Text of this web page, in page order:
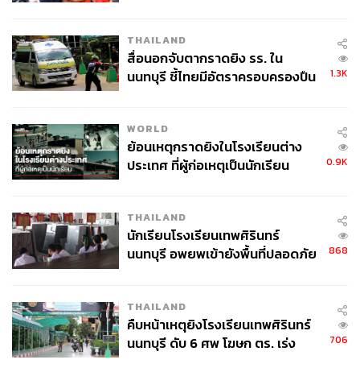
THAILAND
สื่อนอกจับตากราดยิง รร. ใน
นนทบุรี ชี้ไทยมีอัตราครอบครองปืน
1.3K
WORLD
ย้อนเหตุกราดยิงในโรงเรียนต่าง
ประเทศ ที่ผู้ก่อเหตุเป็นนักเรียน
0.9K
THAILAND
นักเรียนโรงเรียนเทพศิรินทร์
นนทบุรี อพยพเข้ายังพื้นที่ปลอดภัย
868
THAILAND
คืบหน้าเหตุยิงโรงเรียนเทพศิรินทร์
นนทบุรี ดับ 6 ศพ โฆษก ตร. เร่ง
706